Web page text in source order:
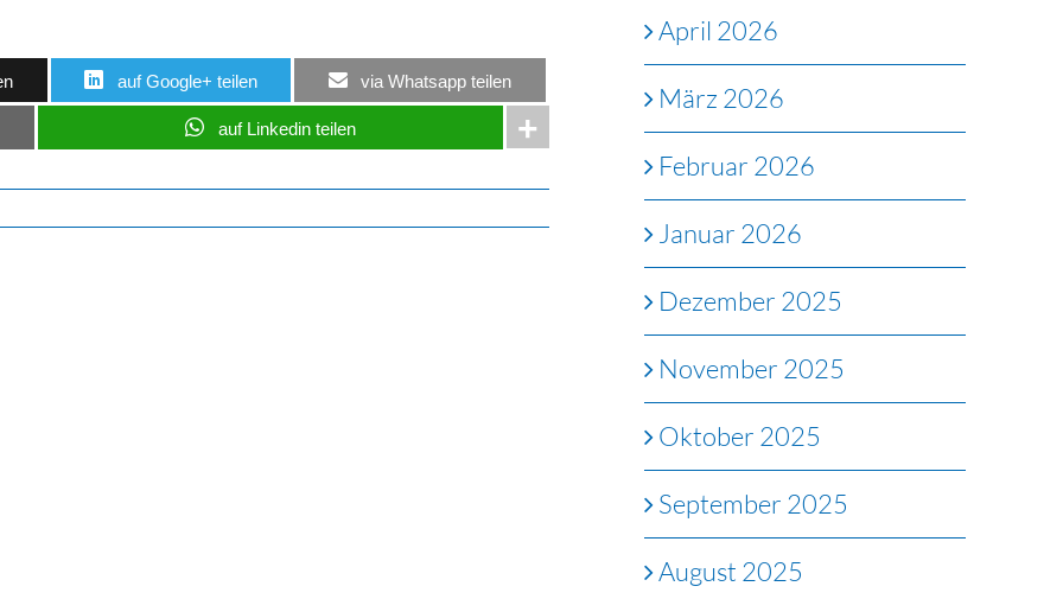
auf Google+ teilen via Whatsapp teilen
auf Linkedin teilen
April 2026
März 2026
Februar 2026
Januar 2026
Dezember 2025
November 2025
Oktober 2025
September 2025
August 2025